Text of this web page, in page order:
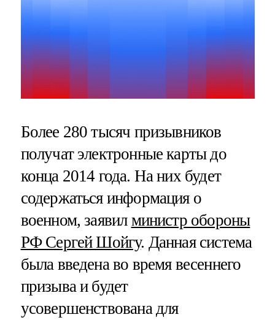
Более 280 тысяч призывников
получат электронные карты до
конца 2014 года. На них будет
содержаться информация о
военном, заявил министр обороны
РФ Сергей Шойгу. Данная система
была введена во время весеннего
призыва и будет
усовершенствована для